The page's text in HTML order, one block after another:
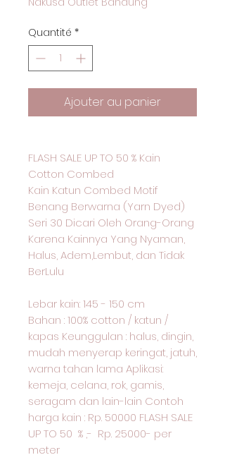
Quantité *
Ajouter au panier
FLASH SALE UP TO 50 % Kain
Cotton Combed
Kain Katun Combed Motif
Benang Berwarna (Yarn Dyed)
Seri 30 Dicari Oleh Orang-Orang
Karena Kainnya Yang Nyaman,
Halus, Adem,Lembut, dan Tidak
BerLulu
Lebar kain: 145 - 150 cm
Bahan : 100% cotton / katun /
kapas Keunggulan : halus, dingin,
mudah menyerap keringat, jatuh,
warna tahan lama Aplikasi:
kemeja, celana, rok, gamis,
seragam dan lain-lain Contoh
harga kain : Rp. 50000 FLASH SALE
UP TO 50 % ,- Rp. 25000- per
meter